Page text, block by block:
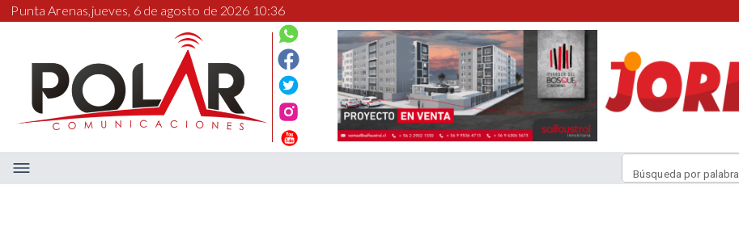
Punta Arenas,jueves, 6 de agosto de 2026 10:36
Búsqueda por palabra